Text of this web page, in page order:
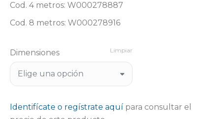
Cod. 4 metros: W000278887
Cod. 8 metros: W000278916
Dimensiones Limpiar
Identifícate o regístrate aquí para consultar el